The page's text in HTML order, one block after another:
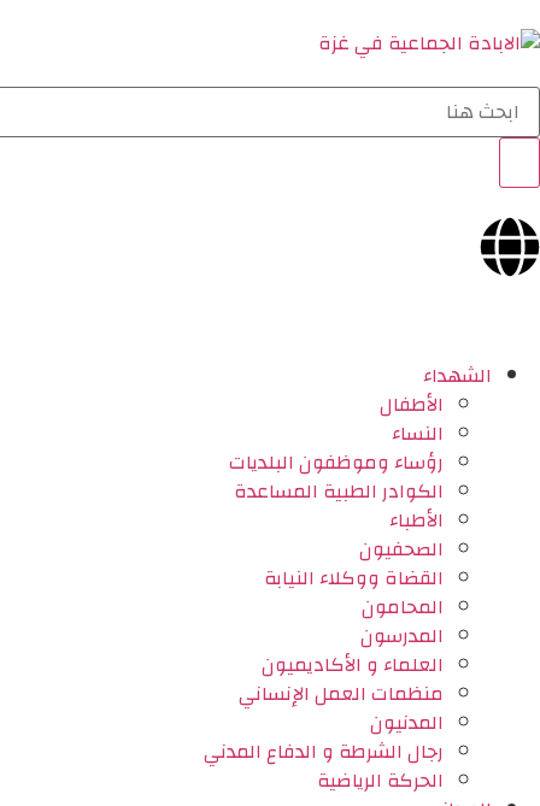
الشهداء
الأطفال
النساء
رؤساء وموظفون البلديات
الكوادر الطبية المساعدة
الأطباء
الصحفيون
القضاة ووكلاء النيابة
المحامون
المدرسون
العلماء و الأكاديميون
منظمات العمل الإنساني
المدنيون
رجال الشرطة و الدفاع المدني
الحركة الرياضية